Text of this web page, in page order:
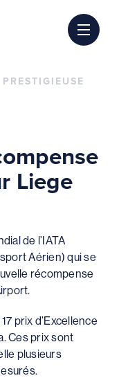
Liege
de l’IATA
Aérien) qui se
récompense
prix d’Excellence
Ces prix sont
plusieurs